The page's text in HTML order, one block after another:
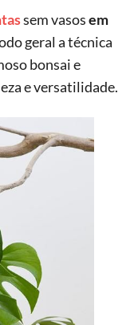
sem vasosem
geral a técnica
bonsai e
e versatilidade.